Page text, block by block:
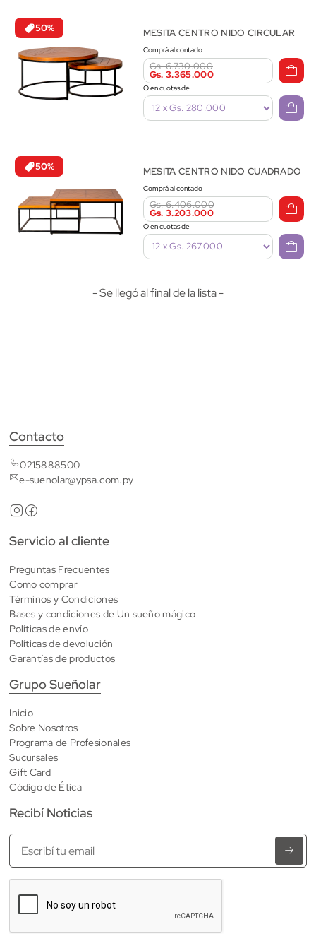
50% MESITA CENTRO NIDO CIRCULAR
Comprá al contado
Gs. 6.730.000
Gs. 3.365.000
O en cuotas de
50% MESITA CENTRO NIDO CUADRADO
Comprá al contado
Gs. 6.406.000
Gs. 3.203.000
O en cuotas de
- Se llegó al final de la lista -
Contacto
0215888500
e-suenolar@ypsa.com.py
Servicio al cliente
Preguntas Frecuentes
Como comprar
Términos y Condiciones
Bases y condiciones de Un sueño mágico
Políticas de envío
Políticas de devolución
Garantías de productos
Grupo Sueñolar
Inicio
Sobre Nosotros
Programa de Profesionales
Sucursales
Gift Card
Código de Ética
Recibí Noticias